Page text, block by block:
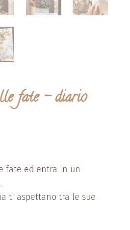
fate – diario
fate ed entra in un
ti aspettano tra le sue